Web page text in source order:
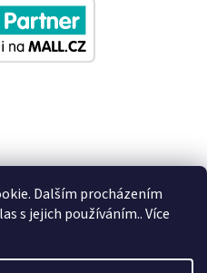
Dalším procházením
s jejich používáním.. Více